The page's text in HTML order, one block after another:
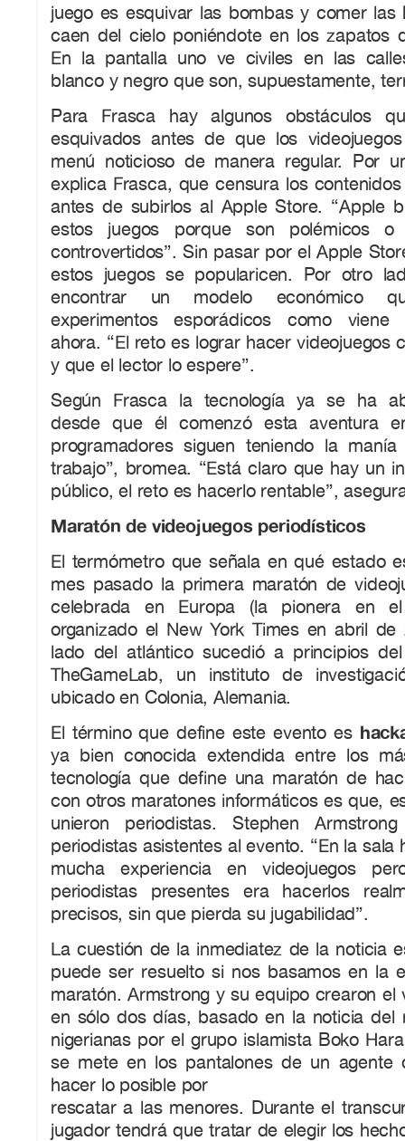
juego es esquivar las bombas y comer las
caen del cielo poniéndote en los zapatos
En la pantalla uno ve civiles en las
blanco y negro que son, supuestamente,
Para Frasca hay algunos obstáculos
esquivados antes de que los
menú noticioso de manera regular. Por
explica Frasca, que censura los
antes de subirlos al Apple Store. “Apple
estos juegos porque son polémicos o
controvertidos”. Sin pasar por el Apple
estos juegos se popularicen. Por otro
encontrar un modelo económico
experimentos esporádicos como viene
ahora. “El reto es lograr hacer videojuegos
y que el lector lo espere”.
Según Frasca la tecnología ya se ha
desde que él comenzó esta aventura
programadores siguen teniendo la
trabajo”, bromea. “Está claro que hay un
público, el reto es hacerlo rentable”,
Maratón de videojuegos periodísticos
El termómetro que señala en qué estado
mes pasado la primera maratón de
celebrada en Europa (la pionera en
organizado el New York Times en abril
lado del atlántico sucedió a principios
TheGameLab, un instituto de
ubicado en Colonia, Alemania.
El término que define este evento es
ya bien conocida extendida entre los
tecnología que define una maratón de
con otros maratones informáticos es que,
unieron periodistas. Stephen
periodistas asistentes al evento. “En la sala
mucha experiencia en videojuegos
periodistas presentes era hacerlos
precisos, sin que pierda su jugabilidad”.
La cuestión de la inmediatez de la noticia
puede ser resuelto si nos basamos en la
maratón. Armstrong y su equipo crearon el
en sólo dos días, basado en la noticia del
nigerianas por el grupo islamista Boko
se mete en los pantalones de un agente
hacer lo posible por
rescatar a las menores. Durante el
jugador tendrá que tratar de elegir los